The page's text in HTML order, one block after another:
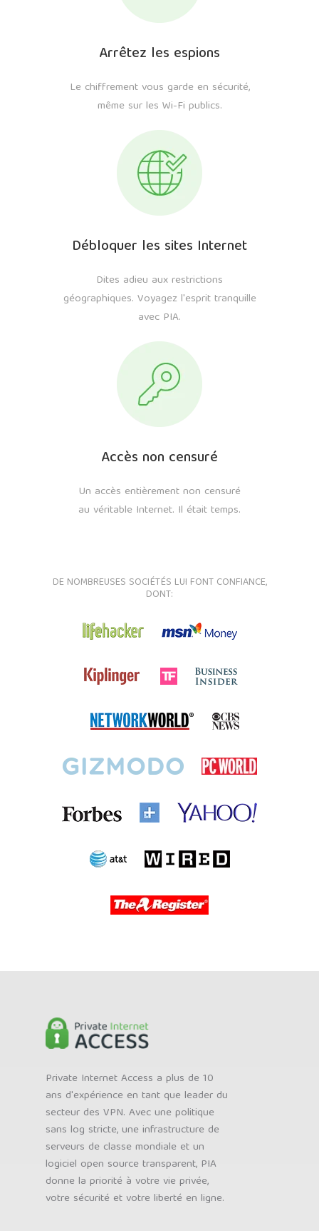
Arrêtez les espions
Le chiffrement vous garde en sécurité,
même sur les Wi-Fi publics.
Débloquer les sites Internet
Dites adieu aux restrictions
géographiques. Voyagez l'esprit tranquille
avec PIA.
Accès non censuré
Un accès entièrement non censuré
au véritable Internet. Il était temps.
DE NOMBREUSES SOCIÉTÉS LUI FONT CONFIANCE,
DONT:
Private Internet Access a plus de 10
ans d'expérience en tant que leader du
secteur des VPN. Avec une politique
sans log stricte, une infrastructure de
serveurs de classe mondiale et un
logiciel open source transparent, PIA
donne la priorité à votre vie privée,
votre sécurité et votre liberté en ligne.